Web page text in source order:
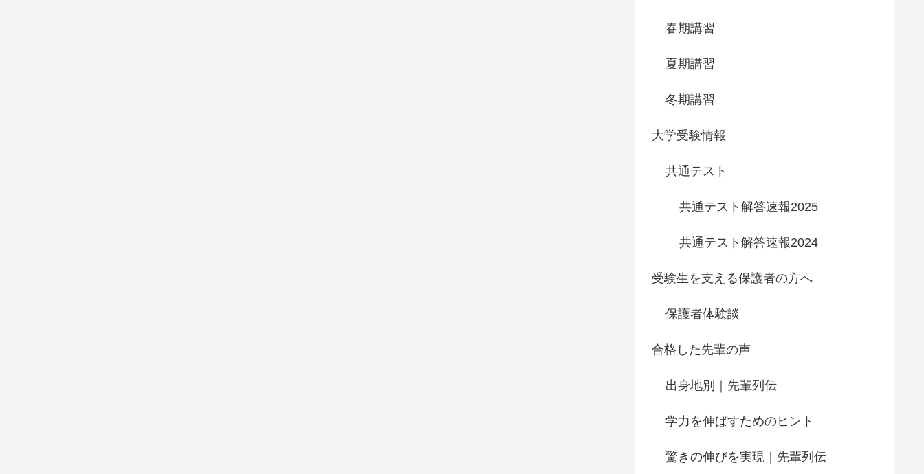
春期講習
夏期講習
冬期講習
大学受験情報
共通テスト
共通テスト解答速報2025
共通テスト解答速報2024
受験生を支える保護者の方へ
保護者体験談
合格した先輩の声
出身地別｜先輩列伝
学力を伸ばすためのヒント
驚きの伸びを実現｜先輩列伝